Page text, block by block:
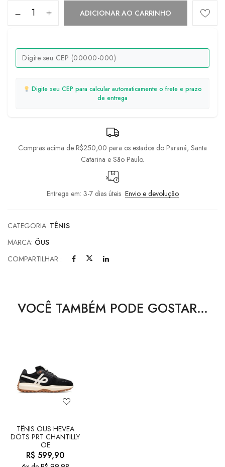
ADICIONAR AO CARRINHO
Digite seu CEP para calcular automaticamente o frete e prazo
de entrega
Compras acima de R$250,00 para os estados do Paraná, Santa
Catarina e São Paulo.
Entrega em: 3-7 dias úteis Envio e devolução
CATEGORIA: TÊNIS
MARCA: ÖUS
COMPARTILHAR :
VOCÊ TAMBÉM PODE GOSTAR…
TÊNIS ÖUS HEVEA
DÖTS PRT CHANTILLY
OE
R$ 599,90